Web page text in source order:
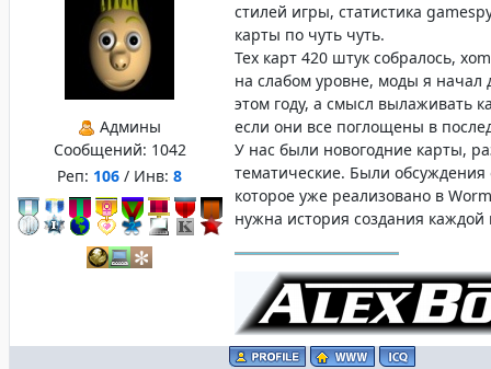
Админы
Сообщений: 1042
Реп: 106 / Инв: 8
стилей игры, статистика
карты по чуть чуть.
Тех карт 420 штук собралось,
на слабом уровне, моды я начал
этом году, а смысл вылаживать
если они все поглощены в
У нас были новогодние карты,
тематические. Были
которое уже реализовано в
нужна история создания каждой